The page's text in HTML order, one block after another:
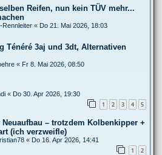
Reifen, nun kein TÜV mehr...
Rennleiter « Do 21. Mai 2026, 18:03
Ténéré 3aj und 3dt, Alternativen
« Fr 8. Mai 2026, 08:50
« Do 30. Apr 2026, 19:30
1 2 3 4 5
Neuaufbau – trotzdem Kolbenkipper +
(ich verzweifle)
« Do 16. Apr 2026, 14:41
1 2